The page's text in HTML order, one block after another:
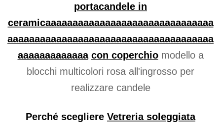
portacandele in
ceramicaaaaaaaaaaaaaaaaaaaaaaaaaaaaaaa
aaaaaaaaaaaaaaaaaaaaaaaaaaaaaaaaaaaaaa
aaaaaaaaaaaaa con coperchio modello a
blocchi multicolori rosa all'ingrosso per
realizzare candele
Perché scegliere Vetreria soleggiata